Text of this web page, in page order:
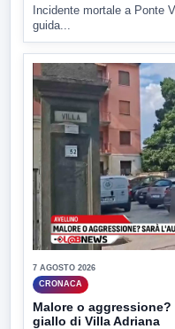
Incidente mortale a Ponte
guida...
7 AGOSTO 2026
CRONACA
Malore o
giallo di Villa Adriana